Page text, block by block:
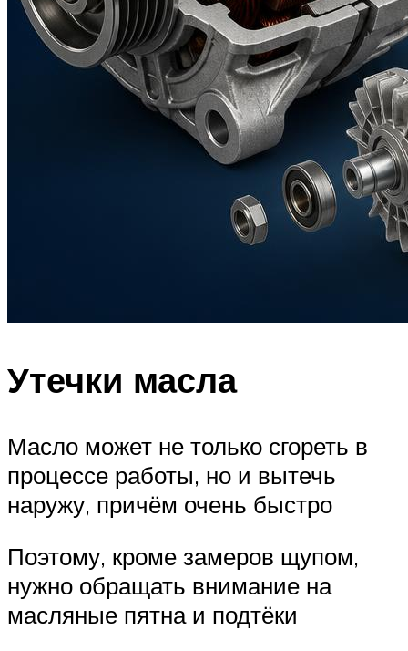
Утечки масла
Масло может не только сгореть в
процессе работы, но и вытечь
наружу, причём очень быстро
Поэтому, кроме замеров щупом,
нужно обращать внимание на
масляные пятна и подтёки